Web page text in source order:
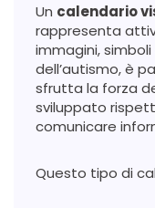
Un calendario
rappresenta
immagini,
dell’autismo, è
sfrutta la forza
sviluppato
comunicare
Questo tipo di